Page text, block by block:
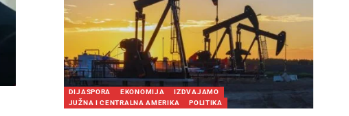
DIJASPORA EKONOMIJA
IZDVAJAMO
JUŽNA I CENTRALNA AMERIKA
POLITIKA